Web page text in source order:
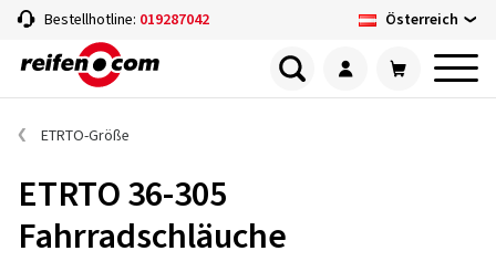
Bestellhotline: 019287042 Österreich
ETRTO-Größe
ETRTO 36-305
Fahrradschläuche